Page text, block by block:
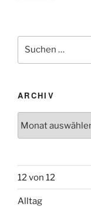
Suchen
nach:
ARCHIV
12 von 12
Alltag